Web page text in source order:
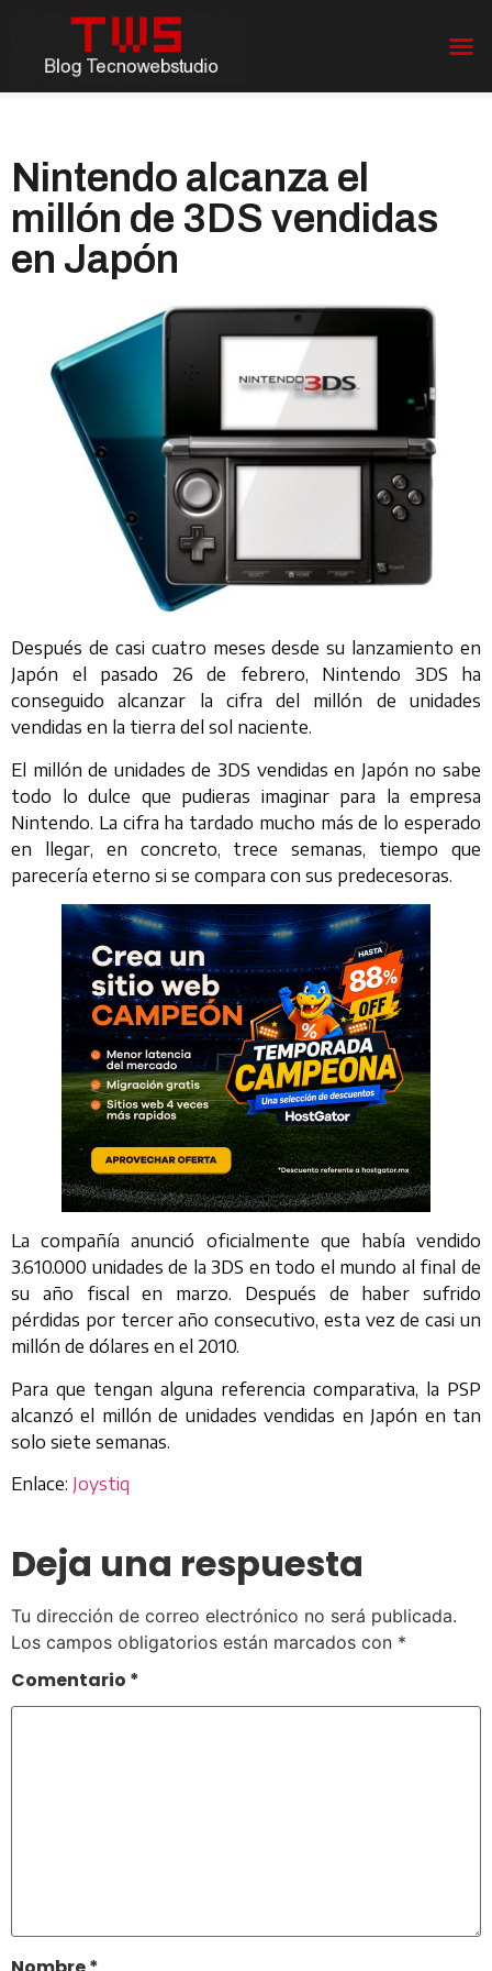
Nintendo alcanza el
millón de 3DS vendidas
en Japón
Después de casi cuatro meses desde su lanzamiento en
Japón el pasado 26 de febrero, Nintendo 3DS ha
conseguido alcanzar la cifra del millón de unidades
vendidas en la tierra del sol naciente.
El millón de unidades de 3DS vendidas en Japón no sabe
todo lo dulce que pudieras imaginar para la empresa
Nintendo. La cifra ha tardado mucho más de lo esperado
en llegar, en concreto, trece semanas, tiempo que
parecería eterno si se compara con sus predecesoras.
La compañía anunció oficialmente que había vendido
3.610.000 unidades de la 3DS en todo el mundo al final de
su año fiscal en marzo. Después de haber sufrido
pérdidas por tercer año consecutivo, esta vez de casi un
millón de dólares en el 2010.
Para que tengan alguna referencia comparativa, la PSP
alcanzó el millón de unidades vendidas en Japón en tan
solo siete semanas.
Enlace: Joystiq
Deja una respuesta
Tu dirección de correo electrónico no será publicada.
Los campos obligatorios están marcados con *
Comentario *